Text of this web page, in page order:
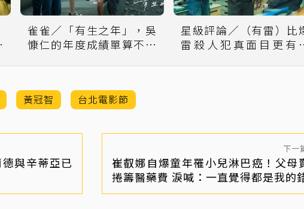
雀雀／「有生之年」，吳
慷仁的年度成績單算不錯
星級評論／（有雷）比
雷殺人犯真面目更有
黃冠智 台北電影節
與辛蒂亞已
下一
崔叡娜自爆童年罹小兒淋巴癌！父母
捲籌醫藥費 淚喊：一直覺得都是我的